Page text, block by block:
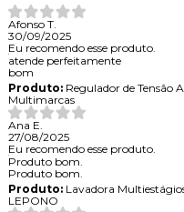
Afonso T.
30/09/2025
Eu recomendo esse produto.
atende perfeitamente
bom
Produto:Regulador de Tensão
Multimarcas
Ana E.
27/08/2025
Eu recomendo esse produto.
Produto bom.
Produto bom.
Produto:Lavadora
LEPONO